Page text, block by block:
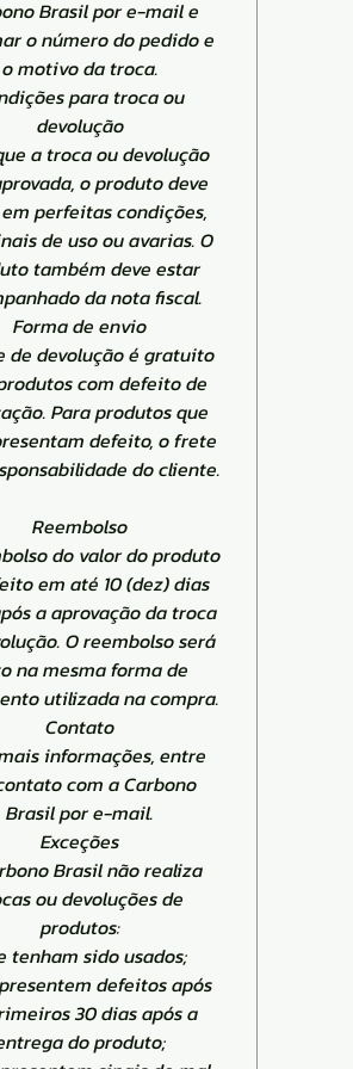
Brasil por e-mail e
o número do pedido e
o motivo da troca.
para troca ou
devolução
a troca ou devolução
o produto deve
perfeitas condições,
de uso ou avarias. O
também deve estar
da nota fiscal.
Forma de envio
de devolução é gratuito
com defeito de
Para produtos que
defeito, o frete
do cliente.
Reembolso
do valor do produto
em até 10 (dez) dias
a aprovação da troca
O reembolso será
na mesma forma de
utilizada na compra.
Contato
informações, entre
com a Carbono
Brasil por e-mail.
Exceções
Brasil não realiza
ou devoluções de
produtos:
tenham sido usados;
defeitos após
30 dias após a
do produto;